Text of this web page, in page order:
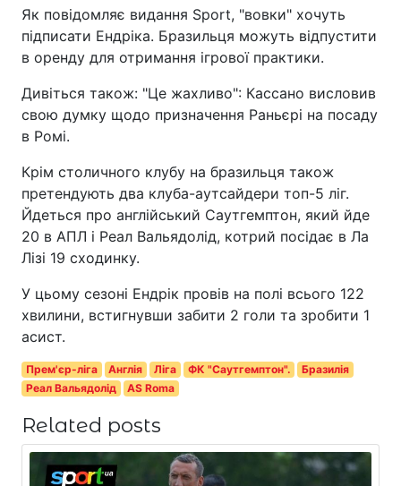
Як повідомляє видання Sport, "вовки" хочуть
підписати Ендріка. Бразильця можуть відпустити
в оренду для отримання ігрової практики.
Дивіться також: "Це жахливо": Кассано висловив
свою думку щодо призначення Раньєрі на посаду
в Ромі.
Крім столичного клубу на бразильця також
претендують два клуба-аутсайдери топ-5 ліг.
Йдеться про англійський Саутгемптон, який йде
20 в АПЛ і Реал Вальядолід, котрий посідає в Ла
Лізі 19 сходинку.
У цьому сезоні Ендрік провів на полі всього 122
хвилини, встигнувши забити 2 голи та зробити 1
асист.
Прем'єр-ліга Англія Ліга ФК "Саутгемптон".
Бразилія
Реал Вальядолід
AS Roma
Related posts